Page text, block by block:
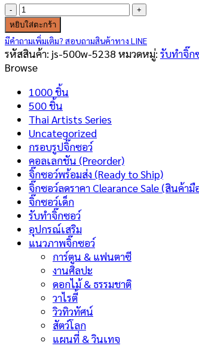
จำนวน
จิ๊ก
ซอว์
500
ชิ้น
รูป
ตัว
เอง
(Your
Photo)
ขนาด
52
x
38
ซม
ชิ้น
หยิบใส่ตะกร้า
มีคำถามเพิ่มเติม? สอบถามสินค้าทาง LINE
รหัสสินค้า: js-500w-5238 หมวดหมู่: รับทำจิ๊ก
Browse
1000 ชิ้น
500 ชิ้น
Thai Artists Series
Uncategorized
กรอบรูปจิ๊กซอว์
คอลเลกชัน (Preorder)
จิ๊กซอว์พร้อมส่ง (Ready to Ship)
จิ๊กซอว์ลดราคา Clearance Sale (สินค้า
จิ๊กซอว์เด็ก
รับทำจิ๊กซอว์
อุปกรณ์เสริม
แนวภาพจิ๊กซอว์
การ์ตูน & แฟนตาซี
งานศิลปะ
ดอกไม้ & ธรรมชาติ
วาไรตี้
วิวทิวทัศน์
สัตว์โลก
แผนที่ & วินเทจ